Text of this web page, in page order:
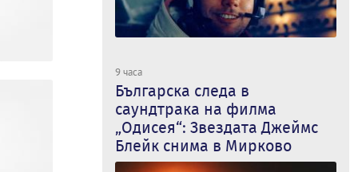
9 часа
Българска следа в
саундтрака на филма
„Одисея“: Звездата Джеймс
Блейк снима в Мирково